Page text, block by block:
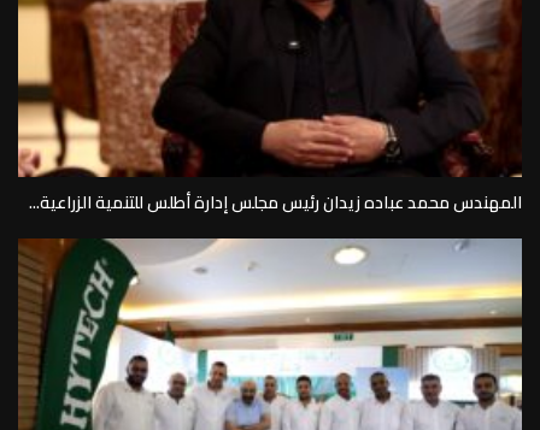
المهندس محمد عباده زيدان رئيس مجلس إدارة أطلس للتنمية الزراعية...